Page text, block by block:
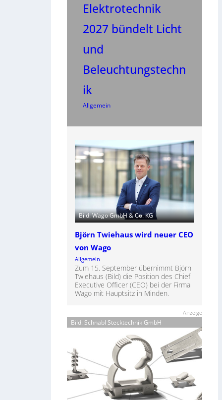
Elektrotechnik
2027 bündelt Licht
und
Beleuchtungstechn
ik
Allgemein
Bild: Wago GmbH & Co. KG
Björn Twiehaus wird neuer CEO
von Wago
Allgemein
Zum 15. September übernimmt Björn
Twiehaus (Bild) die Position des Chief
Executive Officer (CEO) bei der Firma
Wago mit Hauptsitz in Minden.
Anzeige
Bild: Schnabl Stecktechnik GmbH